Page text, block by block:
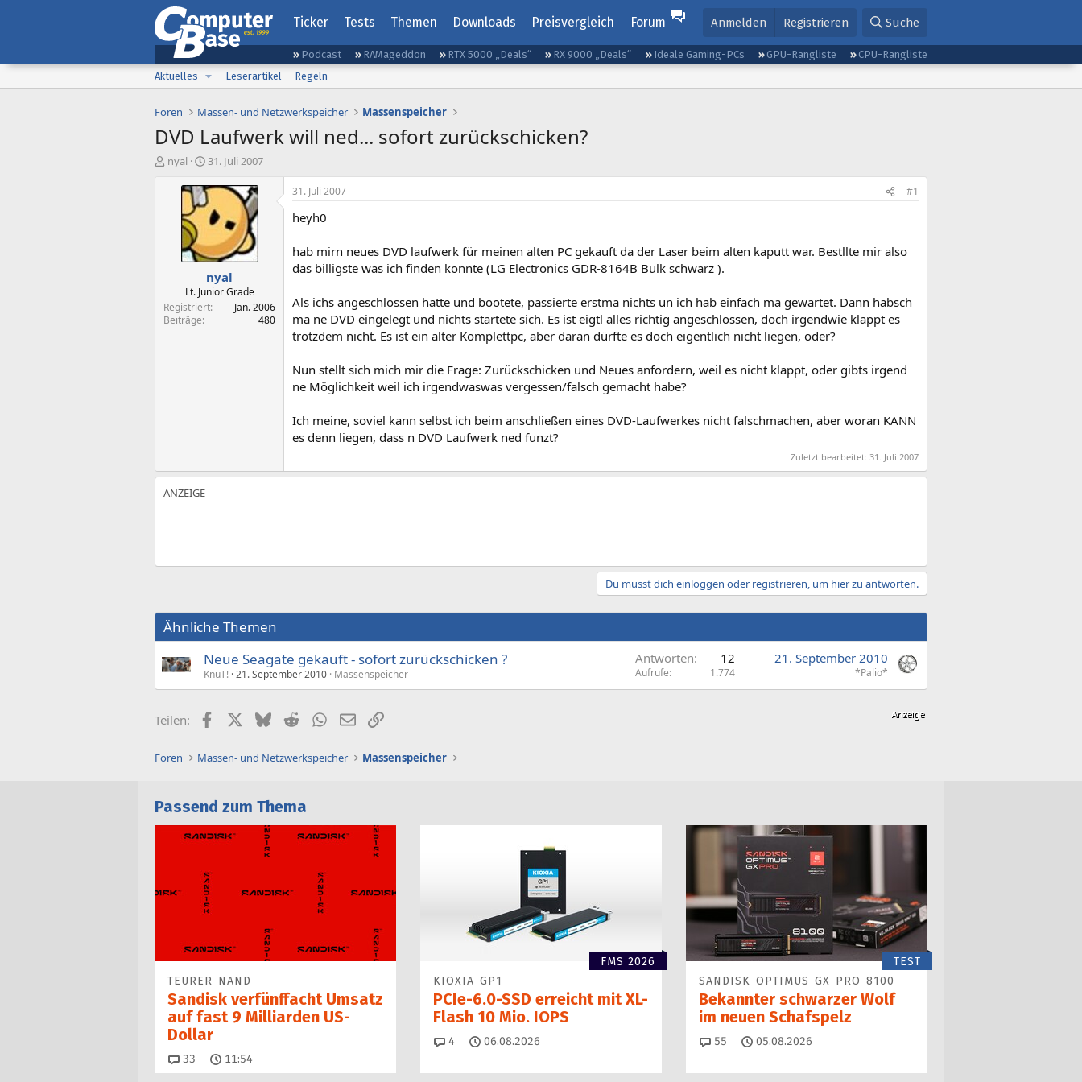
Ticker Tests Themen Downloads Preisvergleich Forum Anmelden Registrieren Suche
Podcast RAMageddon RTX 5000 „Deals“ RX 9000 „Deals“ Ideale Gaming-PCs GPU-Rangliste
CPU-Rangliste
Aktuelles
Leserartikel Regeln
Foren Massen- und Netzwerkspeicher Massenspeicher
DVD Laufwerk will ned... sofort zurückschicken?
E
nyal
E
s
t
e
l
t
a
m
31. Juli 2007
nyal
Lt. Junior Grade
Registriert
Jan. 2006
Beiträge
480
31. Juli 2007 #1
heyh0
hab mirn neues DVD laufwerk für meinen alten PC gekauft da der Laser beim alten kaputt war. Bestllte mir also
das billigste was ich finden konnte (LG Electronics GDR-8164B Bulk schwarz ).
Als ichs angeschlossen hatte und bootete, passierte erstma nichts un ich hab einfach ma gewartet. Dann habsch
ma ne DVD eingelegt und nichts startete sich. Es ist eigtl alles richtig angeschlossen, doch irgendwie klappt es
trotzdem nicht. Es ist ein alter Komplettpc, aber daran dürfte es doch eigentlich nicht liegen, oder?
Nun stellt sich mich mir die Frage: Zurückschicken und Neues anfordern, weil es nicht klappt, oder gibts irgend
ne Möglichkeit weil ich irgendwaswas vergessen/falsch gemacht habe?
Ich meine, soviel kann selbst ich beim anschließen eines DVD-Laufwerkes nicht falschmachen, aber woran KANN
es denn liegen, dass n DVD Laufwerk ned funzt?
Zuletzt bearbeitet: 31. Juli 2007
Du musst dich einloggen oder registrieren, um hier zu antworten.
Ähnliche Themen
Neue Seagate gekauft - sofort zurückschicken ?
KnuT! 21. September 2010 Massenspeicher
Antworten 12
Aufrufe 1.774
21. September 2010
*Palio*
Teilen: FacebookX (Twitter)
BlueskyRedditWhatsApp
E-MailLink
Foren Massen- und Netzwerkspeicher Massenspeicher
Passend zum Thema
TEURER NAND
Sandisk verfünffacht Umsatz
auf fast 9 Milliarden US-
Dollar
33 Kommentare
11:54
FMS 2026
KIOXIA GP1
PCIe-6.0-SSD erreicht mit XL-
Flash 10 Mio. IOPS
4 Kommentare
06.08.2026
TEST
SANDISK OPTIMUS GX PRO 8100
Bekannter schwarzer Wolf
im neuen Schafspelz
55 Kommentare
05.08.2026